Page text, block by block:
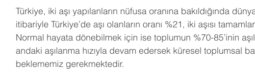
Türkiye, iki aşı yapılanların nüfusa oranına bakıldığında
itibariyle Türkiye’de aşı olanların oranı %21, iki aşısı
Normal hayata dönebilmek için ise toplumun %70-85’inin
andaki aşılanma hızıyla devam edersek küresel toplumsal
beklememiz gerekmektedir.